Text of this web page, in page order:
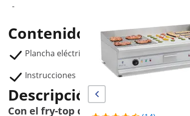
-
Contenido del envío
Plancha eléctrica fry-top RC-EG001
Instrucciones
Descripción del producto
Con el fry-top doble de acero